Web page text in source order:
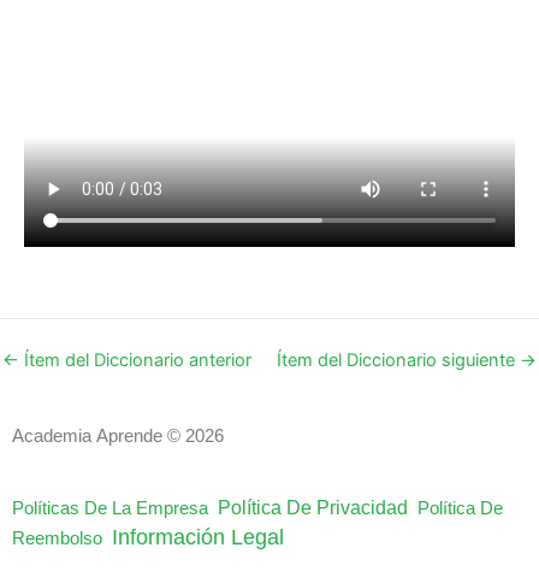
← Ítem del Diccionario anterior Ítem del Diccionario siguiente →
Academia Aprende © 2026
Políticas De La Empresa Política De Privacidad
Política De
Reembolso Información Legal